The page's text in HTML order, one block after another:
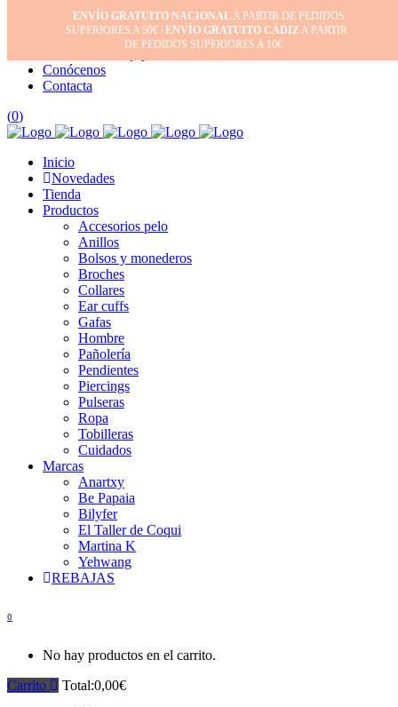
Inicio
Mi cuenta
Conócenos
Contacta
(0)
Inicio
Novedades
Tienda
Productos
Accesorios pelo
Anillos
Bolsos y monederos
Broches
Collares
Ear cuffs
Gafas
Hombre
Pañolería
Pendientes
Piercings
Pulseras
Ropa
Tobilleras
Cuidados
Marcas
Anartxy
Be Papaia
Bilyfer
El Taller de Coqui
Martina K
Yehwang
REBAJAS
0
No hay productos en el carrito.
Carrito
Total:0,00€
ENVÍO GRATUITO NACIONALA PARTIR DE PEDIDOS
SUPERIORES A 50€ | ENVÍO GRATUITO CÁDIZA PARTIR
DE PEDIDOS SUPERIORES A 10€